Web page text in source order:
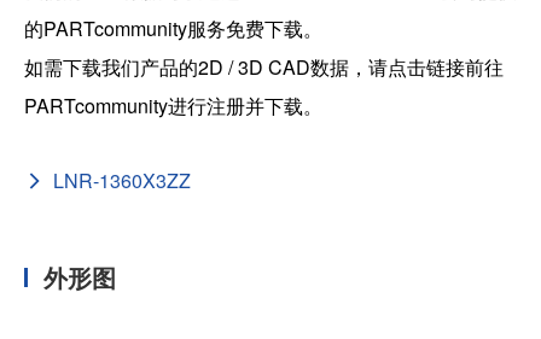
的PARTcommunity服务免费下载。
如需下载我们产品的2D / 3D CAD数据，请点击链接前往
PARTcommunity进行注册并下载。
LNR-1360X3ZZ
外形图